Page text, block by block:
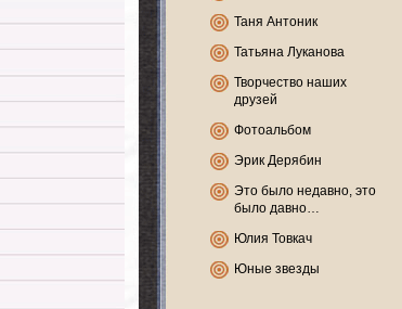
Таня Антоник
Татьяна Луканова
Творчество наших
друзей
Фотоальбом
Эрик Дерябин
Это было недавно, это
было давно…
Юлия Товкач
Юные звезды